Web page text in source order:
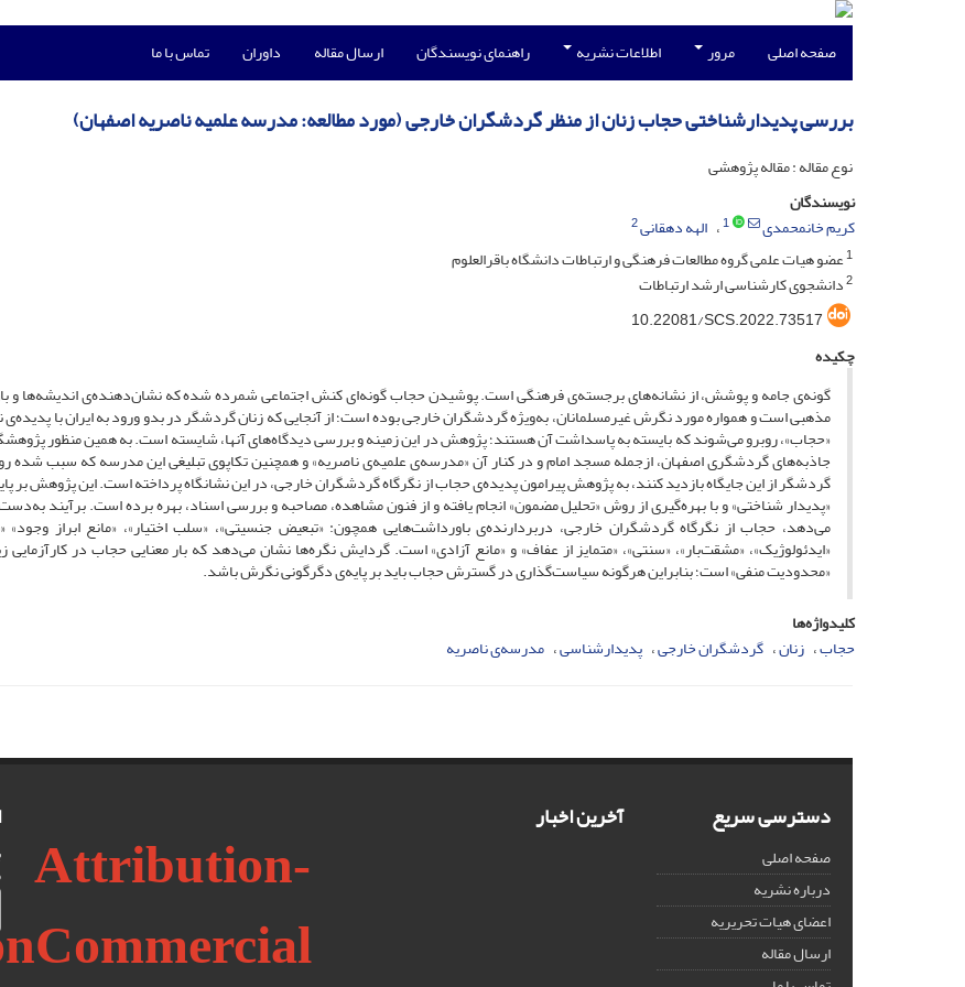
صفحه اصلی مرور اطلاعات نشریه راهنمای نویسندگان ارسال مقاله داوران تماس با ما
بررسی پدیدارشناختی حجاب زنان از منظر گردشگران خارجی (مورد مطالعه: مدرسه علمیه ناصریه اصفهان)
نوع مقاله : مقاله پژوهشی
نویسندگان
کریم خانمحمدی
1 الهه دهقانی2
1عضو هیات علمی گروه مطالعات فرهنگی و ارتباطات دانشگاه باقرالعلوم
2دانشجوی کارشناسی ارشد ارتباطات
10.22081/SCS.2022.73517
چکیده
گونه‌ی جامه و پوشش، از نشانه‌های برجسته‌ی فرهنگی است. پوشیدن حجاب گونه‌ای کنش اجتماعی شمرده شده که نشان‌دهنده‌ی‌ اندیشه‌ها و
مذهبی است و همواره مورد نگرش غیرمسلمانان، به‌ویژه گردشگران خارجی بوده است؛ از آنجایی ‌که زنان گردشگر در بدو ورود به ایران با پدیده‌‌ی
«حجاب»، روبرو می‌شوند که بایسته به پاسداشت آن هستند؛ پژوهش در این زمینه‌ و بررسی دیدگاه‌های آنها، شایسته است. به همین منظور
جاذبه‌های گردشگری اصفهان، ازجمله مسجد امام و در کنار آن «مدرسه‌‌ی علمیه‌‌ی ناصریه» و همچنین تکاپوی تبلیغی این مدرسه که سبب شده
گردشگر از این جایگاه بازدید کنند، به پژوهش پیرامون پدیده‌ی‌ حجاب از نگرگاه گردشگران خارجی، در این نشانگاه پرداخته است. این پژوهش بر
«پدیدار شناختی» و با بهره‌گیری از روش «تحلیل مضمون» انجام یافته و از فنون مشاهده، مصاحبه و بررسی اسناد، بهره برده است. برآیند
می‌دهد، حجاب از نگرگاه گردشگران خارجی، دربردارنده‌ی باورداشت‌هایی همچون: «تبعیض جنسیتی»، «سلب اختیار»، «مانع ابراز وجود»
«ایدئولوژیک»، «مشقت‌بار»، «سنتی»، «متمایز از عفاف» و «مانع آزادی» است. گردایش نگره‌ها نشان می‌دهد که بار معنایی حجاب در کارآزمایی
«محدودیت منفی» است؛ بنابراین هرگونه سیاست‌گذاری در گسترش حجاب باید بر پایه‌ی دگرگونی نگرش باشد.
کلیدواژه‌ها
حجاب زنان گردشگران خارجی پدیدارشناسی مدرسه‌ی‌‌ ناصریه
دسترسی سریع
صفحه اصلی
درباره نشریه
اعضای هیات تحریریه
ارسال مقاله
آخرین اخبار
Attribution-